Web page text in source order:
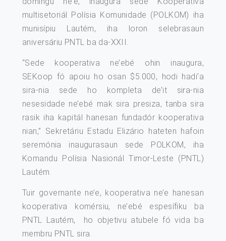
multisetoriál Polísia Komunidade (POLKOM) iha
munisípiu Lautém, iha loron selebrasaun
aniversáriu PNTL ba da-XXII.
“Sede kooperativa ne’ebé ohin inaugura,
SEKoop fó apoiu ho osan $5.000, hodi hadi’a
sira-nia sede ho kompleta de’it sira-nia
nesesidade ne’ebé mak sira presiza, tanba sira
rasik iha kapitál hanesan fundadór kooperativa
nian,” Sekretáriu Estadu Elizário hateten hafoin
seremónia inaugurasaun sede POLKOM, iha
Komandu Polísia Nasionál Timor-Leste (PNTL)
Lautém.
Tuir governante ne’e, kooperativa ne’e hanesan
kooperativa komérsiu, ne’ebé espesífiku ba
PNTL Lautém, ho objetivu atubele fó vida ba
membru PNTL sira.